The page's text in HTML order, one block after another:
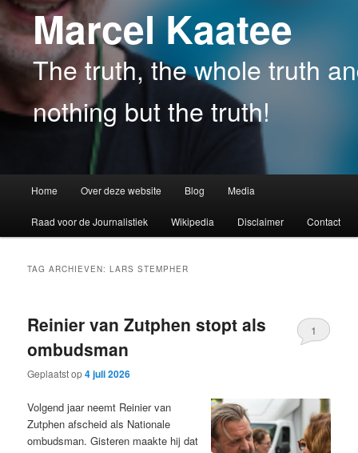
Marcel Kaatee
The truth, the whole truth
nothing but the truth!
Home Over deze website Blog Media
Raad voor de Journalistiek Wikipedia Disclaimer Contact
TAG ARCHIEVEN:LARS STEMPHER
Reinier van Zutphen stopt als
ombudsman
Geplaatst op4 juli 2026
1
Volgend jaar neemt Reinier van
Zutphen afscheid als Nationale
ombudsman. Gisteren maakte hij dat